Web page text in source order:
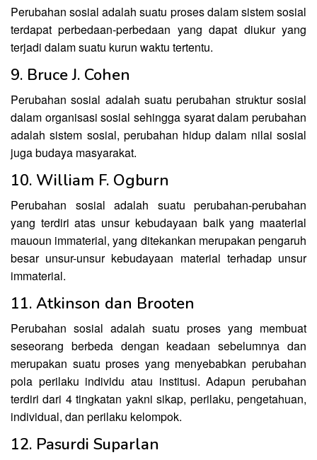
Perubahan sosial adalah suatu proses dalam sistem sosial
terdapat perbedaan-perbedaan yang dapat diukur yang
terjadi dalam suatu kurun waktu tertentu.
9. Bruce J. Cohen
Perubahan sosial adalah suatu perubahan struktur sosial
dalam organisasi sosial sehingga syarat dalam perubahan
adalah sistem sosial, perubahan hidup dalam nilai sosial
juga budaya masyarakat.
10. William F. Ogburn
Perubahan sosial adalah suatu perubahan-perubahan
yang terdiri atas unsur kebudayaan baik yang maaterial
mauoun immaterial, yang ditekankan merupakan pengaruh
besar unsur-unsur kebudayaan material terhadap unsur
immaterial.
11. Atkinson dan Brooten
Perubahan sosial adalah suatu proses yang membuat
seseorang berbeda dengan keadaan sebelumnya dan
merupakan suatu proses yang menyebabkan perubahan
pola perilaku individu atau institusi. Adapun perubahan
terdiri dari 4 tingkatan yakni sikap, perilaku, pengetahuan,
individual, dan perilaku kelompok.
12. Pasurdi Suparlan